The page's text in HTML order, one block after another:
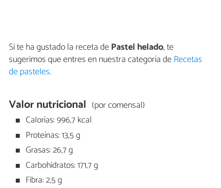
Si te ha gustado la receta dePastel helado, te
sugerimos que entres en nuestra categoría deRecetas
de pasteles.
Valor nutricional (por comensal)
Calorías: 996,7 kcal
Proteínas: 13,5 g
Grasas: 26,7 g
Carbohidratos: 171,7 g
Fibra: 2,5 g